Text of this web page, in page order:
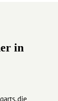
in
die